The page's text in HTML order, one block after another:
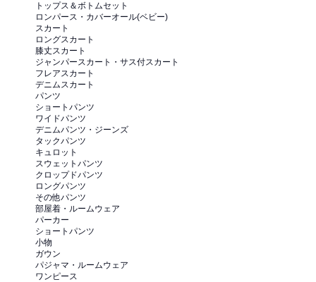
トップス＆ボトムセット
ロンパース・カバーオール(ベビー)
スカート
ロングスカート
膝丈スカート
ジャンパースカート・サス付スカート
フレアスカート
デニムスカート
パンツ
ショートパンツ
ワイドパンツ
デニムパンツ・ジーンズ
タックパンツ
キュロット
スウェットパンツ
クロップドパンツ
ロングパンツ
その他パンツ
部屋着・ルームウェア
パーカー
ショートパンツ
小物
ガウン
パジャマ・ルームウェア
ワンピース